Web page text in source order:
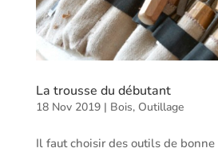
La trousse du débutant
18 Nov 2019| Bois, Outillage
Il faut choisir des outils de